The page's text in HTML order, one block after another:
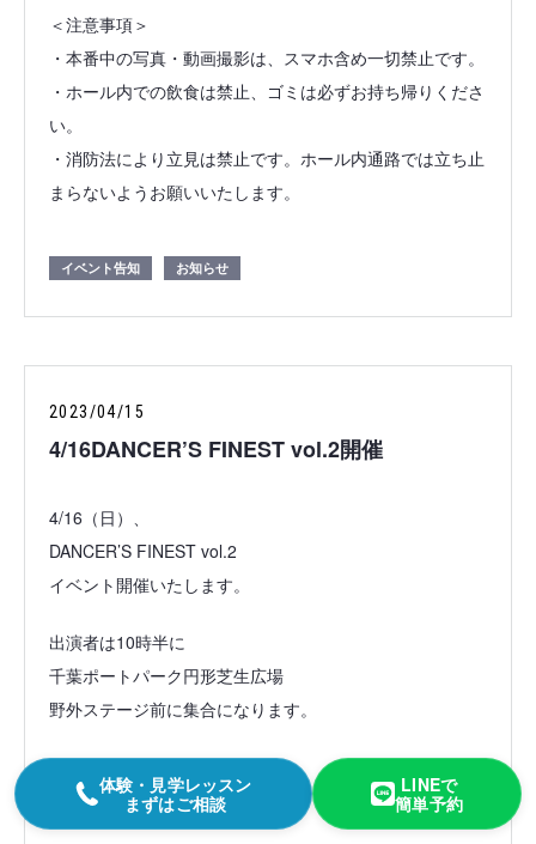
＜注意事項＞
・本番中の写真・動画撮影は、スマホ含め一切禁止です。
・ホール内での飲食は禁止、ゴミは必ずお持ち帰りくださ
い。
・消防法により立見は禁止です。ホール内通路では立ち止
まらないようお願いいたします。
イベント告知 お知らせ
2023/04/15
4/16DANCER’S FINEST vol.2開催
4/16（日）、
DANCER’S FINEST vol.2
イベント開催いたします。
出演者は10時半に
千葉ポートパーク円形芝生広場
野外ステージ前に集合になります。
ご来場者様は、
13時〜オープンになります。
体験・見学レッスン
まずはご相談
LINEで
簡単予約